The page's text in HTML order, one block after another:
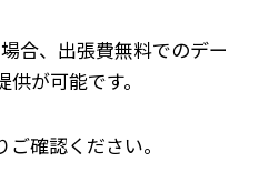
合、出張費無料でのデー
が可能です。
確認ください。